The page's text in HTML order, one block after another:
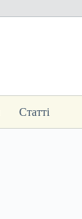
Статті